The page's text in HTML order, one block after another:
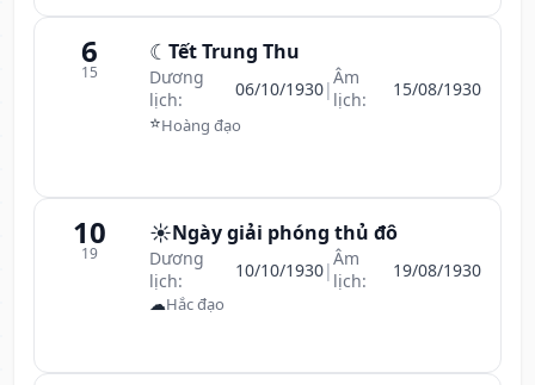
6
15
☾ Tết Trung Thu
Dương
lịch:
06/10/1930|Âm
lịch:
15/08/1930
⭐Hoàng đạo
10
19
☀️Ngày giải phóng thủ đô
Dương
lịch:
10/10/1930|Âm
lịch:
19/08/1930
☁Hắc đạo